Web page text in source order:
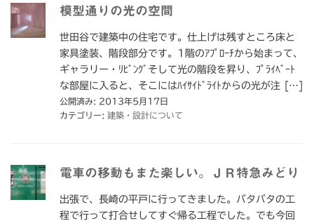
模型通りの光の空間
世田谷で建築中の住宅です。仕上げは残すところ床と
家具塗装、階段部分です。1階のｱﾌﾟﾛｰﾁから始まって、
ギャラリー・ﾘﾋﾞﾝｸﾞそして光の階段を昇り、ﾌﾟﾗｲﾍﾞｰﾄ
な部屋に入ると、そこにはﾊｲｻｲﾄﾞﾗｲﾄからの光が注 […]
公開済み: 2013年5月17日
カテゴリー: 建築・設計について
電車の移動もまた楽しい。ＪＲ特急みどり
出張で、長崎の平戸に行ってきました。バタバタの工
程で行って打合せしてすぐ帰る工程でした。でも今回